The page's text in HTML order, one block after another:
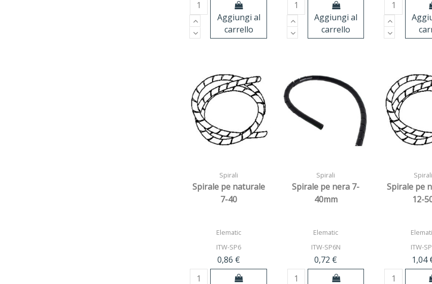
Aggiungi al
carrello
Aggiungi al
carrello
Spirali
Spirale pe naturale
7-40
Elematic
ITW-SP6
0,86 €
Spirali
Spirale pe nera 7-
40mm
Elematic
ITW-SP6N
0,72 €
Spirali
Spirale pe
12-
ITW-
1,04